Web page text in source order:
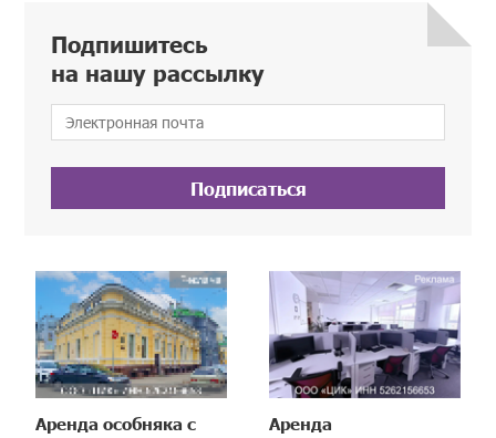
Подпишитесь
на нашу рассылку
Подписаться
Аренда особняка с
Аренда